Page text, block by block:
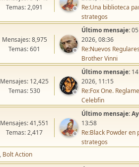
Temas: 2,091
Re:Una biblioteca
strategos
Mensajes: 8,975
Temas: 601
Último mensaje:
2026, 08:36
Re:Nuevos
Brother Vinni
Mensajes: 12,425
Temas: 530
Último mensaje:
2026, 11:15
Re:Fox One.
Celebfin
Mensajes: 41,551
Temas: 2,417
Último mensaje:
13:58
Re:Black Powder en
strategos
Bolt Action